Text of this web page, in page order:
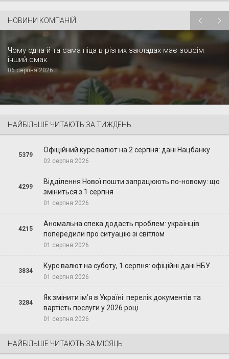
НОВИНИ КОМПАНІЙ
Чому одна й та сама піца в різних закладах має зовсім
інший смак
06 серпня 2026
НАЙБІЛЬШЕ ЧИТАЮТЬ ЗА ТИЖДЕНЬ
5379
Офіційний курс валют на 2 серпня: дані Нацбанку
02 серпня 2026
4299
Відділення Нової пошти запрацюють по-новому: що
зміниться з 1 серпня
01 серпня 2026
4215
Аномальна спека додасть проблем: українців
попередили про ситуацію зі світлом
01 серпня 2026
3834
Курс валют на суботу, 1 серпня: офіційні дані НБУ
01 серпня 2026
3284
Як змінити ім’я в Україні: перелік документів та
вартість послуги у 2026 році
01 серпня 2026
НАЙБІЛЬШЕ ЧИТАЮТЬ ЗА МІСЯЦЬ